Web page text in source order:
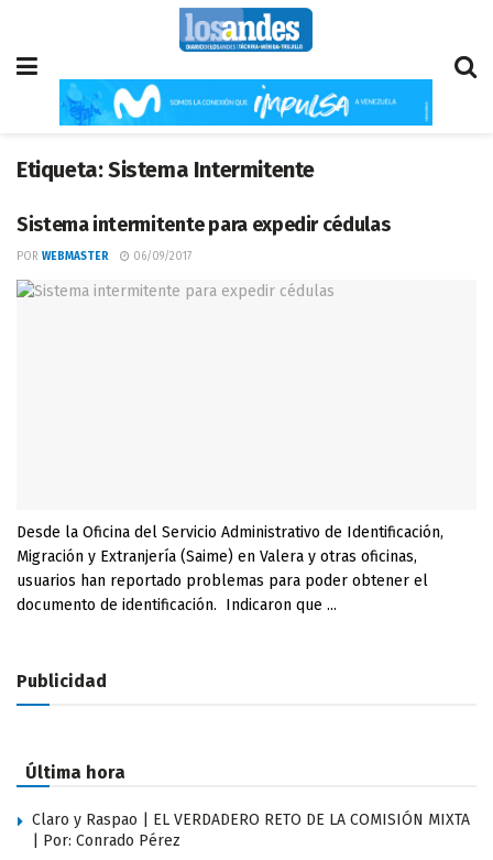
Etiqueta:Sistema Intermitente
Sistema intermitente para expedir cédulas
POR WEBMASTER 06/09/2017
Desde la Oficina del Servicio Administrativo de Identificación,
Migración y Extranjería (Saime) en Valera y otras oficinas,
usuarios han reportado problemas para poder obtener el
documento de identificación. Indicaron que ...
Publicidad
Última hora
Claro y Raspao | EL VERDADERO RETO DE LA COMISIÓN MIXTA
| Por: Conrado Pérez